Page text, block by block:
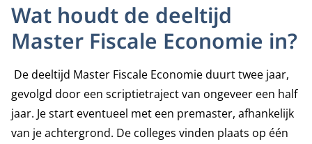
Wat houdt de deeltijd
Master Fiscale Economie in?
De deeltijd Master Fiscale Economie duurt twee jaar,
gevolgd door een scriptietraject van ongeveer een half
jaar. Je start eventueel met een premaster, afhankelijk
van je achtergrond. De colleges vinden plaats op één